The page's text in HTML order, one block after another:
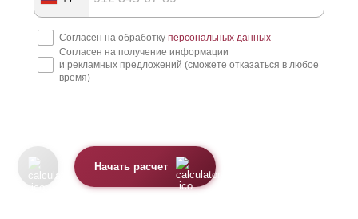
Согласен на обработку персональных данных
Согласен на получение информации
и рекламных предложений (сможете отказаться в любое
время)
Начать расчет